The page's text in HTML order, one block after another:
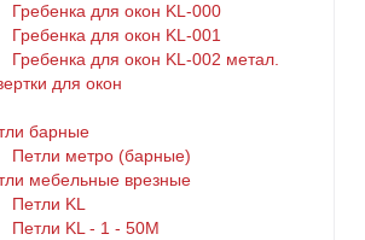
Гребенка для окон KL-000
Гребенка для окон KL-001
Гребенка для окон KL-002 метал.
для окон
барные
Петли метро (барные)
мебельные врезные
Петли KL
Петли KL - 1 - 50M